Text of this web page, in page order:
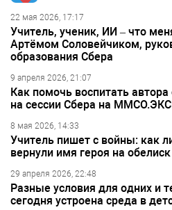
22 мая 2026, 17:17
Учитель, ученик, ИИ – что
Артёмом Соловейчиком,
образования Сбера
9 апреля 2026, 21:07
Как помочь воспитать
на сессии Сбера на
8 мая 2026, 14:33
Учитель пишет с войны: как
вернули имя героя на обелиск
29 апреля 2026, 22:48
Разные условия для одних и
сегодня устроена среда в